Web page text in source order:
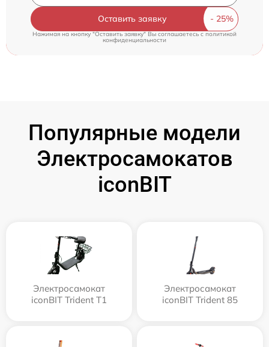
Оставить заявку
Нажимая на кнопку "Оставить заявку" Вы соглашаетесь cполитикой
конфиденциальности
Популярные модели
Электросамокатов
iconBIT
Электросамокат
iconBIT Trident T1
Электросамокат
iconBIT Trident 85